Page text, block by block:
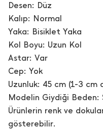
Desen: Düz
Kalıp: Normal
Yaka: Bisiklet Yaka
Kol Boyu: Uzun Kol
Astar: Var
Cep: Yok
Uzunluk: 45 cm (1-3 cm
Modelin Giydiği Beden:
Ürünlerin renk ve
gösterebilir.